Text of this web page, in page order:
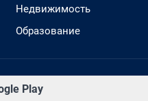
Недвижимость
Образование
Play